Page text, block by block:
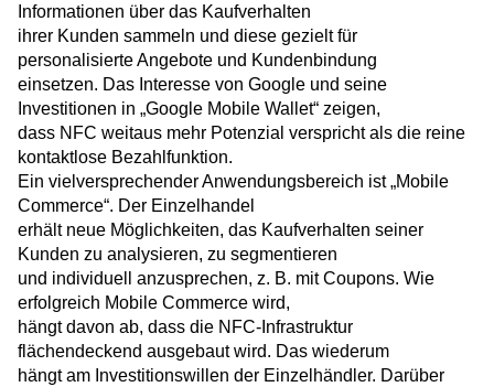
Informationen über das Kaufverhalten
ihrer Kunden sammeln und diese gezielt für
personalisierte Angebote und Kundenbindung
einsetzen. Das Interesse von Google und seine
Investitionen in „Google Mobile Wallet“ zeigen,
dass NFC weitaus mehr Potenzial verspricht als die reine
kontaktlose Bezahlfunktion.
Ein vielversprechender Anwendungsbereich ist „Mobile
Commerce“. Der Einzelhandel
erhält neue Möglichkeiten, das Kaufverhalten seiner
Kunden zu analysieren, zu segmentieren
und individuell anzusprechen, z. B. mit Coupons. Wie
erfolgreich Mobile Commerce wird,
hängt davon ab, dass die NFC-Infrastruktur
flächendeckend ausgebaut wird. Das wiederum
hängt am Investitionswillen der Einzelhändler. Darüber